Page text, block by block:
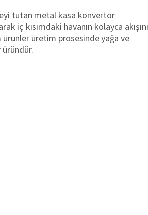
tutan metal kasa konvertör
iç kısımdaki havanın kolayca akışını
ürünler üretim prosesinde yağa ve
üründür.